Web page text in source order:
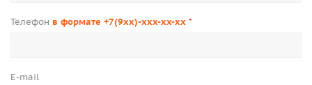
Телефон в формате +7(9xx)-xxx-xx-xx *
E-mail